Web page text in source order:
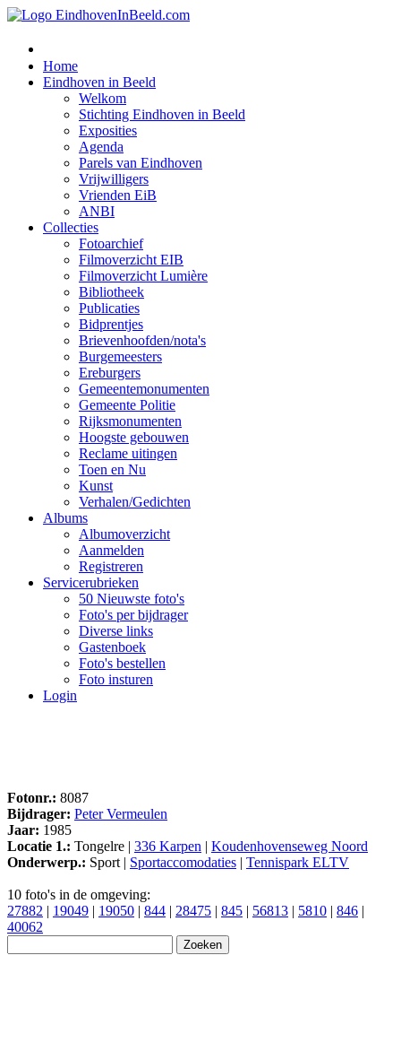
Home
Eindhoven in Beeld
Welkom
Stichting Eindhoven in Beeld
Exposities
Agenda
Parels van Eindhoven
Vrijwilligers
Vrienden EiB
ANBI
Collecties
Fotoarchief
Filmoverzicht EIB
Filmoverzicht Lumière
Bibliotheek
Publicaties
Bidprentjes
Brievenhoofden/nota's
Burgemeesters
Ereburgers
Gemeentemonumenten
Gemeente Politie
Rijksmonumenten
Hoogste gebouwen
Reclame uitingen
Toen en Nu
Kunst
Verhalen/Gedichten
Albums
Albumoverzicht
Aanmelden
Registreren
Servicerubrieken
50 Nieuwste foto's
Foto's per bijdrager
Diverse links
Gastenboek
Foto's bestellen
Foto insturen
Login
Fotonr.: 8087
Bijdrager: Peter Vermeulen
Jaar: 1985
Locatie 1.: Tongelre | 336 Karpen | Koudenhovenseweg Noord
Onderwerp.: Sport | Sportaccomodaties | Tennispark ELTV
10 foto's in de omgeving:
27882 | 19049 | 19050 | 844 | 28475 | 845 | 56813 | 5810 | 846 |
40062